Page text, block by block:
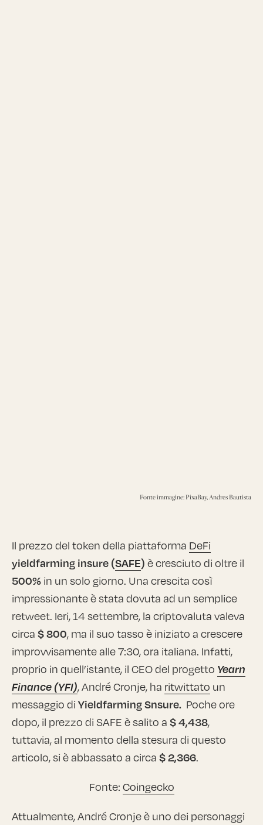
Fonte immagine: PixaBay, Andres Bautista
Il prezzo del token della piattaforma DeFi
yieldfarming insure (SAFE) è cresciuto di oltre il
500% in un solo giorno. Una crescita così
impressionante è stata dovuta ad un semplice
retweet. Ieri, 14 settembre, la criptovaluta valeva
circa $ 800, ma il suo tasso è iniziato a crescere
improvvisamente alle 7:30, ora italiana. Infatti,
proprio in quell’istante, il CEO del progetto Yearn
Finance (YFI), André Cronje, ha ritwittato un
messaggio di Yieldfarming Snsure. Poche ore
dopo, il prezzo di SAFE è salito a $ 4,438,
tuttavia, al momento della stesura di questo
articolo, si è abbassato a circa $ 2,366.
Fonte: Coingecko
Attualmente, André Cronje è uno dei personaggi